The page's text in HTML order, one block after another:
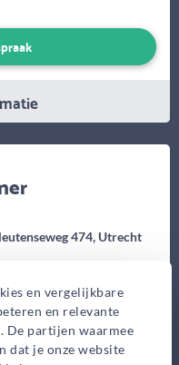
en vergelijkbare
en relevante
De partijen waarmee
dat je onze website
474, Utrecht